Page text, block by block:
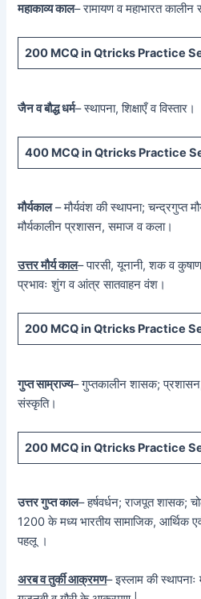
महाकाव्य काल– रामायण व महाभारत कालीन
200 MCQin Qtricks Practice
जैन व बौद्ध धर्म– स्थापना, शिक्षाएँ व विस्तार।
400 MCQin Qtricks Practice
मौर्यकाल– मौर्यवंश की स्थापना; चन्द्रगुप्त
मौर्यकालीन प्रशासन, समाज व कला।
उत्तर मौर्य काल– पारसी, यूनानी, शक व
प्रभावः शुंग व आंत्र सातवाहन वंश।
200 MCQ in Qtricks Practice
गुप्त साम्राज्य– गुप्तकालीन शासक;
संस्कृति।
200 MCQ in Qtricks Practice
उत्तर गुप्त काल– हर्षवर्धन; राजपूत शासक;
1200 के मध्य भारतीय सामाजिक, आर्थिक
पहलू ।
अरब व तुर्की आक्रमण– इस्लाम की